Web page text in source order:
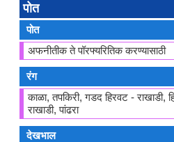
पोत
पोत
अफनीतीक ते पॉरफ्यरितिक करण्यासाठी
रंग
काळा, तपकिरी, गडद हिरवट - राखाडी,
राखाडी, पांढरा
देखभाल